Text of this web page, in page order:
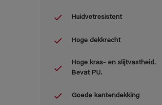
Huidvetresistent
Hoge dekkracht
Hoge kras- en slijtvastheid.
Bevat PU.
Goede kantendekking